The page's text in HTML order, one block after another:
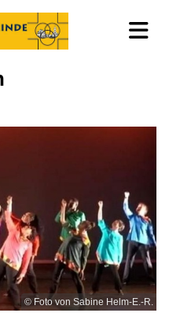
© Foto von Sabine Helm-E.-R.